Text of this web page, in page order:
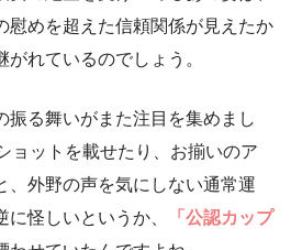
慰めを超えた信頼関係が見えたか
れているのでしょう。
振る舞いがまた注目を集めまし
ョットを載せたり、お揃いのア
、外野の声を気にしない通常運
怪しいというか、
「公認カップ